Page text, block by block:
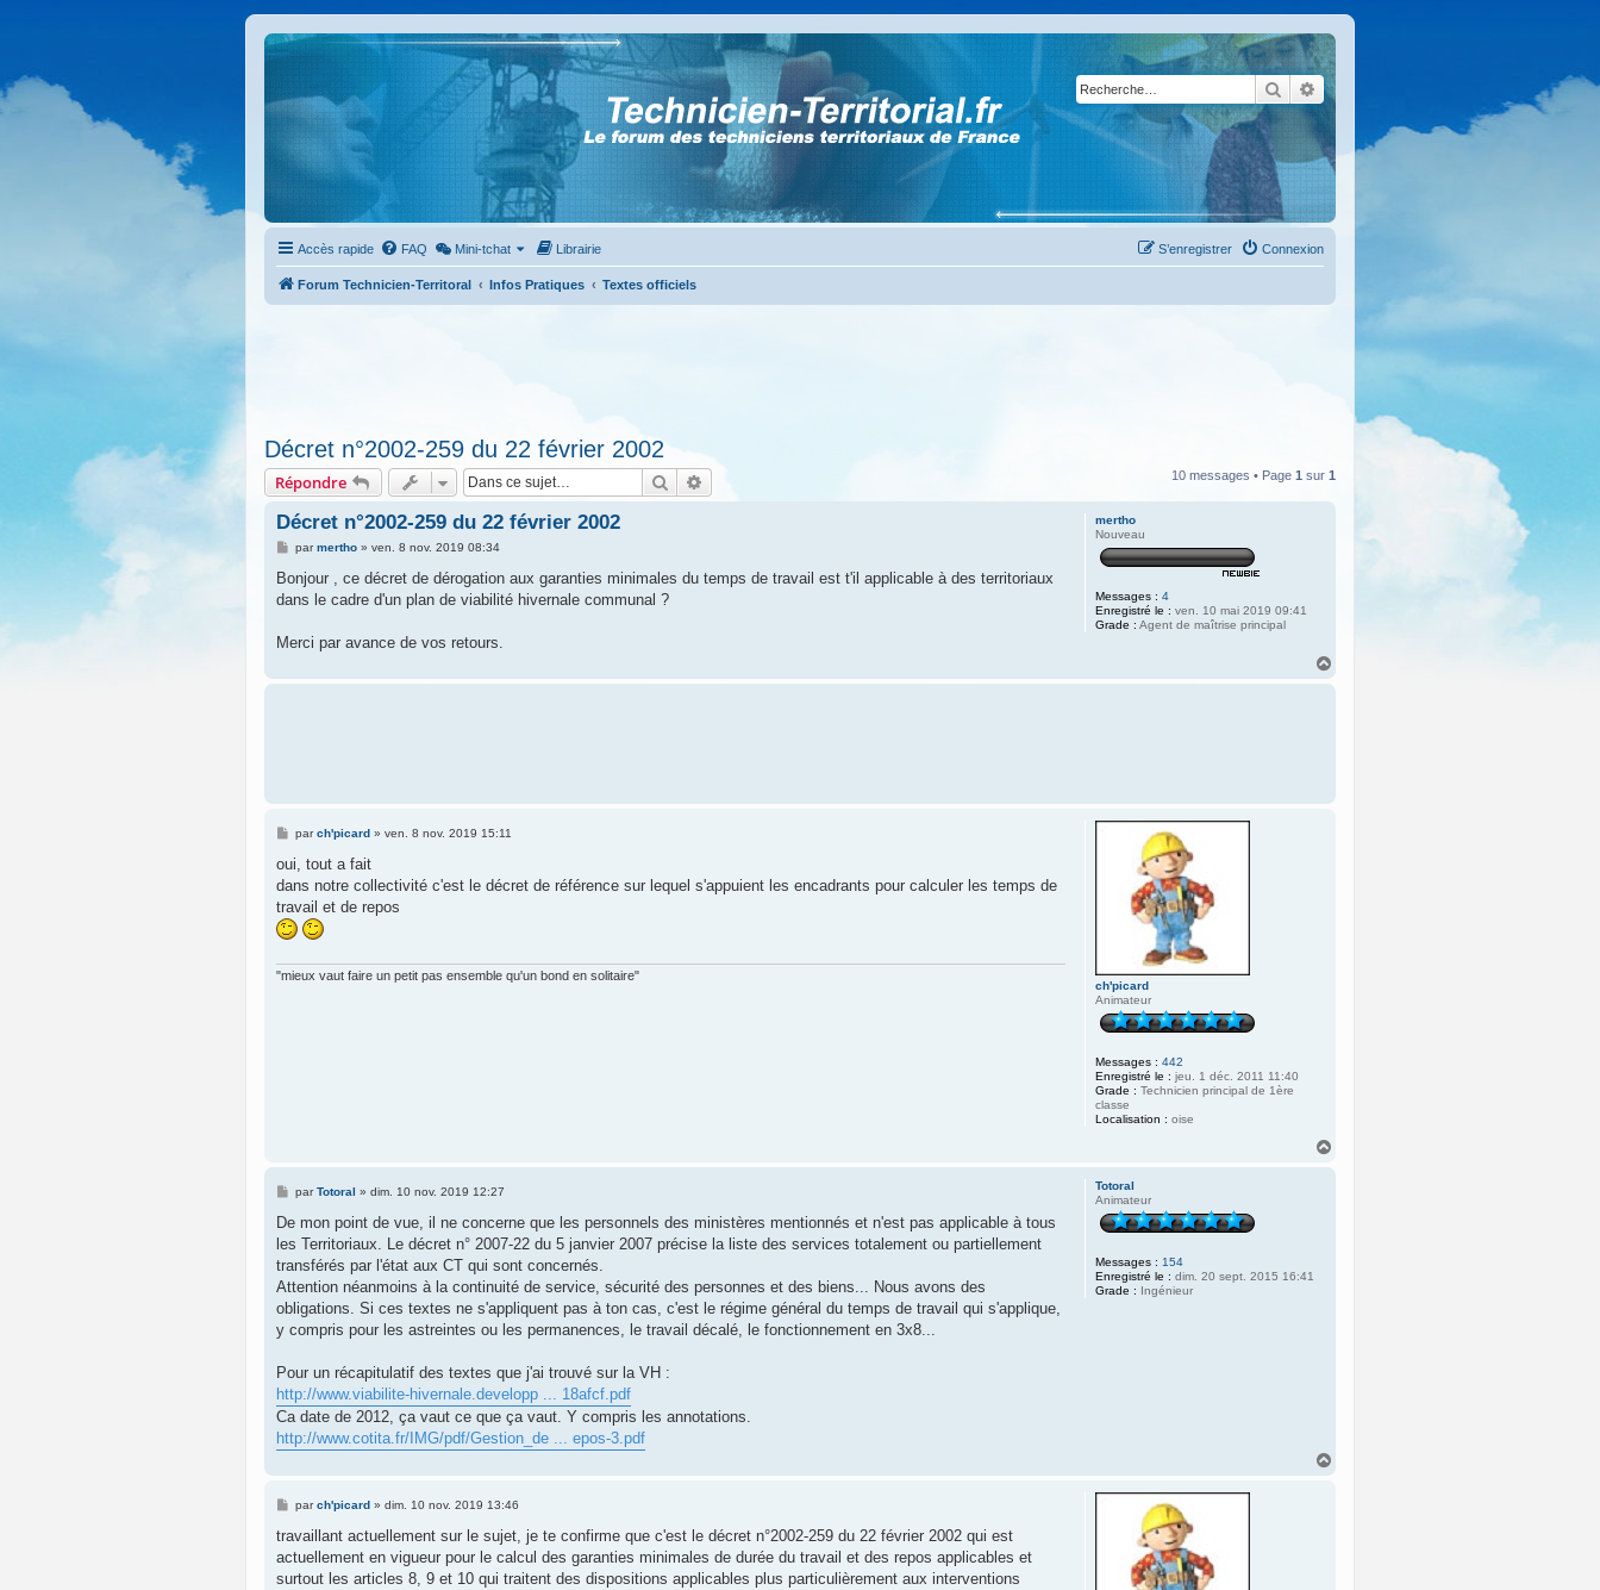
RechercherRecherche avancée
Accès rapide FAQ Mini-tchat Librairie Connexion
S’enregistrer
Forum Technicien-Territoral Infos Pratiques Textes officiels
Décret n°2002-259 du 22 février 2002
Répondre Rechercher 10 messages • Page 1 sur 1
mertho
Nouveau
Messages : 4
Enregistré le : ven. 10 mai 2019 09:41
Grade : Agent de maîtrise principal
Décret n°2002-259 du 22 février 2002
M
s
a
parmertho» ven. 8 nov. 2019 08:34
Bonjour , ce décret de dérogation aux garanties minimales du temps de travail est t'il applicable à des territoriaux
dans le cadre d'un plan de viabilité hivernale communal ?
Merci par avance de vos retours.
ch'picard
Animateur
Messages : 442
Enregistré le : jeu. 1 déc. 2011 11:40
Grade : Technicien principal de 1ère
classe
Localisation : oise
M
s
a
g
e
parch'picard» ven. 8 nov. 2019 15:11
oui, tout a fait
dans notre collectivité c'est le décret de référence sur lequel s'appuient les encadrants pour calculer les temps de
travail et de repos
"mieux vaut faire un petit pas ensemble qu'un bond en solitaire"
Totoral
Animateur
Messages : 154
Enregistré le : dim. 20 sept. 2015 16:41
Grade : Ingénieur
M
s
a
g
parTotoral » dim. 10 nov. 2019 12:27
De mon point de vue, il ne concerne que les personnels des ministères mentionnés et n'est pas applicable à tous
les Territoriaux. Le décret n° 2007-22 du 5 janvier 2007 précise la liste des services totalement ou partiellement
transférés par l'état aux CT qui sont concernés.
Attention néanmoins à la continuité de service, sécurité des personnes et des biens... Nous avons des
obligations. Si ces textes ne s'appliquent pas à ton cas, c'est le régime général du temps de travail qui s'applique,
y compris pour les astreintes ou les permanences, le travail décalé, le fonctionnement en 3x8...
Pour un récapitulatif des textes que j'ai trouvé sur la VH :
http://www.viabilite-hivernale.developp ... 18afcf.pdf
Ca date de 2012, ça vaut ce que ça vaut. Y compris les annotations.
http://www.cotita.fr/IMG/pdf/Gestion_de ... epos-3.pdf
M
s
a
g
parch'picard» dim. 10 nov. 2019 13:46
travaillant actuellement sur le sujet, je te confirme que c'est le décret n°2002-259 du 22 février 2002 qui est
actuellement en vigueur pour le calcul des garanties minimales de durée du travail et des repos applicables et
surtout les articles 8, 9 et 10 qui traitent des dispositions applicables plus particulièrement aux interventions